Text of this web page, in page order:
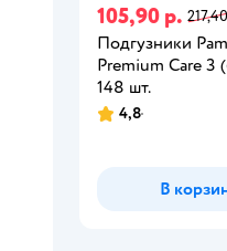
105,90 р.
Подгузники
Premium Care 3
148 шт.
4,8
В